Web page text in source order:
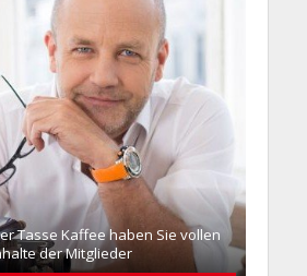
Tasse Kaffee haben Sie vollen
der Mitglieder